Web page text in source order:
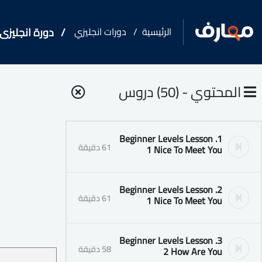
الرئيسية دورات انجليزي دورة
المحتوي - (50) دروس
1. Beginner Levels Lesson
1 Nice To Meet You 61 دقيقة
2. Beginner Levels Lesson
1 Nice To Meet You 61 دقيقة
3. Beginner Levels Lesson
2 How Are You 58 دقيقة